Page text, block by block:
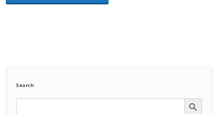
Search
Search Search Button